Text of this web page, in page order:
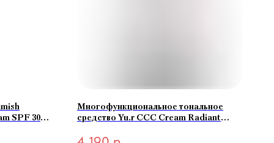
SPF 30
Многофункциональное тональное
средство Yu.r CCC Cream Radiant
светлый) 50 мл